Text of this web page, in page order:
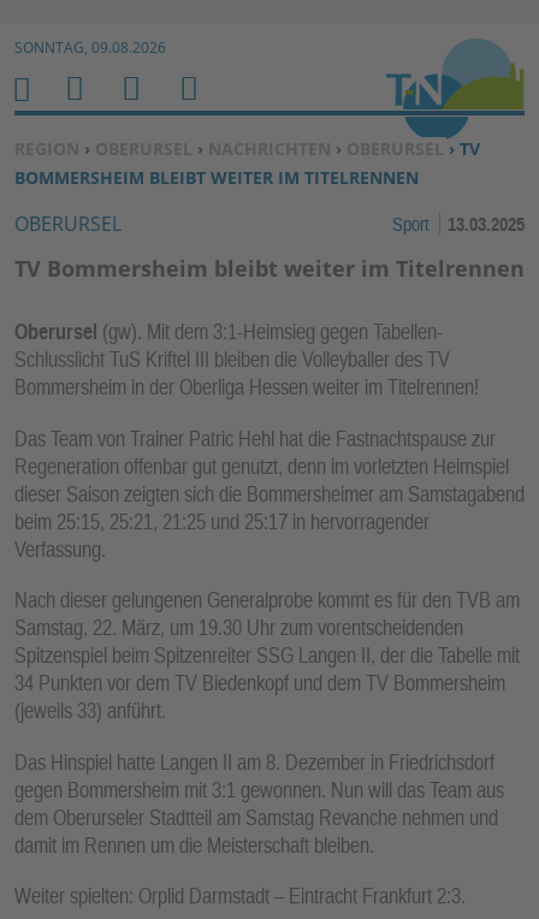
Zum Inhalt springen ↓
SONNTAG, 09.08.2026
SIE BEFINDEN SICH HIER:
REGION › OBERURSEL › NACHRICHTEN › OBERURSEL › TV
BOMMERSHEIM BLEIBT WEITER IM TITELRENNEN
OBERURSEL Sport 13.03.2025
TV Bommersheim bleibt weiter im Titelrennen
Oberursel (gw). Mit dem 3:1-Heimsieg gegen Tabellen-
Schlusslicht TuS Kriftel III bleiben die Volleyballer des TV
Bommersheim in der Oberliga Hessen weiter im Titelrennen!
Das Team von Trainer Patric Hehl hat die Fastnachtspause zur
Regeneration offenbar gut genutzt, denn im vorletzten Heimspiel
dieser Saison zeigten sich die Bommersheimer am Samstagabend
beim 25:15, 25:21, 21:25 und 25:17 in hervorragender
Verfassung.
Nach dieser gelungenen Generalprobe kommt es für den TVB am
Samstag, 22. März, um 19.30 Uhr zum vorentscheidenden
Spitzenspiel beim Spitzenreiter SSG Langen II, der die Tabelle mit
34 Punkten vor dem TV Biedenkopf und dem TV Bommersheim
(jeweils 33) anführt.
Das Hinspiel hatte Langen II am 8. Dezember in Friedrichsdorf
gegen Bommersheim mit 3:1 gewonnen. Nun will das Team aus
dem Oberurseler Stadtteil am Samstag Revanche nehmen und
damit im Rennen um die Meisterschaft bleiben.
Weiter spielten: Orplid Darmstadt – Eintracht Frankfurt 2:3.
H
O
M
E
M
E
N
U
S
U
C
N
B
E
N
Z
R
F
U
K
TI
O
N
N